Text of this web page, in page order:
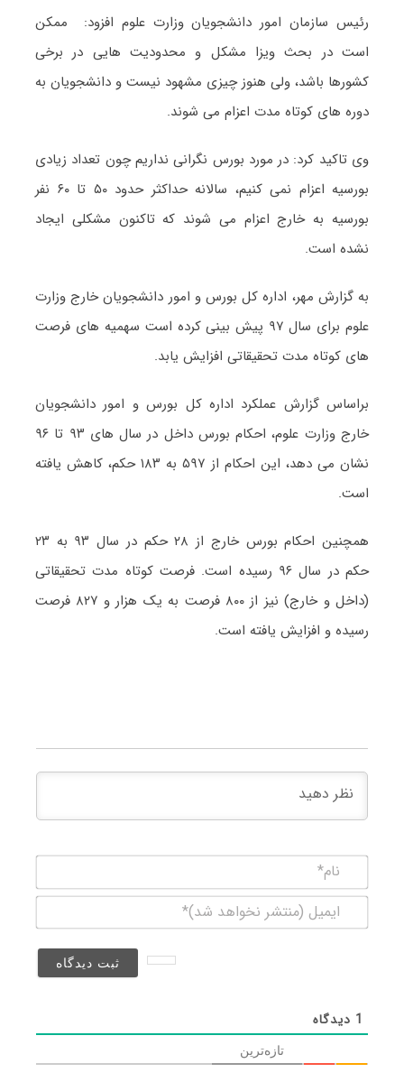
رئیس سازمان امور دانشجویان وزارت علوم افزود: ممکن
است در بحث ویزا مشکل و محدودیت هایی در برخی
کشورها باشد، ولی هنوز چیزی مشهود نیست و دانشجویان به
دوره های کوتاه مدت اعزام می شوند.
وی تاکید کرد: در مورد بورس نگرانی نداریم چون تعداد زیادی
بورسیه اعزام نمی کنیم، سالانه حداکثر حدود ۵۰ تا ۶۰ نفر
بورسیه به خارج اعزام می شوند که تاکنون مشکلی ایجاد
نشده است.
به گزارش مهر، اداره کل بورس و امور دانشجویان خارج وزارت
علوم برای سال ۹۷ پیش بینی کرده است سهمیه های فرصت
های کوتاه مدت تحقیقاتی افزایش یابد.
براساس گزارش عملکرد اداره کل بورس و امور دانشجویان
خارج وزارت علوم، احکام بورس داخل در سال های ۹۳ تا ۹۶
نشان می دهد، این احکام از ۵۹۷ به ۱۸۳ حکم، کاهش یافته
است.
همچنین احکام بورس خارج از ۲۸ حکم در سال ۹۳ به ۲۳
حکم در سال ۹۶ رسیده است. فرصت کوتاه مدت تحقیقاتی
(داخل و خارج) نیز از ۸۰۰ فرصت به یک هزار و ۸۲۷ فرصت
رسیده و افزایش یافته است.
(منتشر
1 دیدگاه
تازه‌ترین